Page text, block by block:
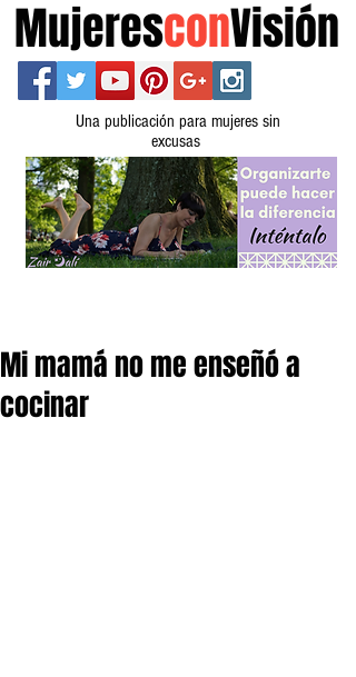
MujeresconVisión
Una publicación para mujeres sin
excusas
Mi mamá no me enseñó a
cocinar